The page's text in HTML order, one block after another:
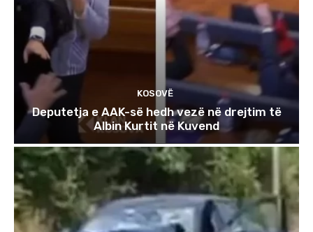
KOSOVË
Deputetja e AAK-së hedh vezë në drejtim të
Albin Kurtit në Kuvend